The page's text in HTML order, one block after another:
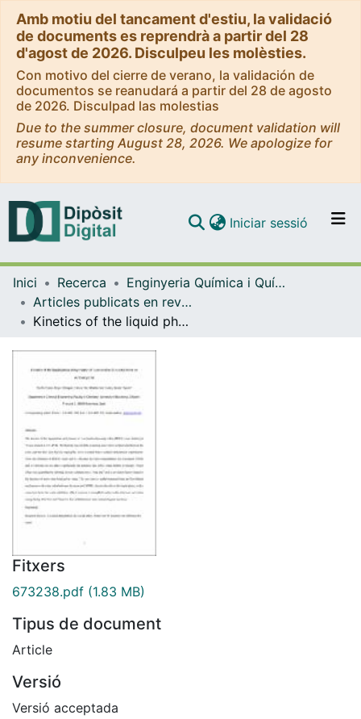
Amb motiu del tancament d'estiu, la validació
de documents es reprendrà a partir del 28
d'agost de 2026. Disculpeu les molèsties.
Con motivo del cierre de verano, la validación de
documentos se reanudará a partir del 28 de agosto
de 2026. Disculpad las molestias
Due to the summer closure, document validation will
resume starting August 28, 2026. We apologize for
any inconvenience.
Navega per tot el DD
Com publicar
Iniciar sessió (current)
Inici Recerca
Enginyeria Química i Química Analítica
Articles publicats en revistes (Enginyeria Química i Química Analítica)
Kinetics of the liquid phase dehydration of 1-octanol to di-n-octyl ether on Amberlyst 70
Fitxers
673238.pdf (1.83 MB)
Tipus de document
Article
Versió
Versió acceptada